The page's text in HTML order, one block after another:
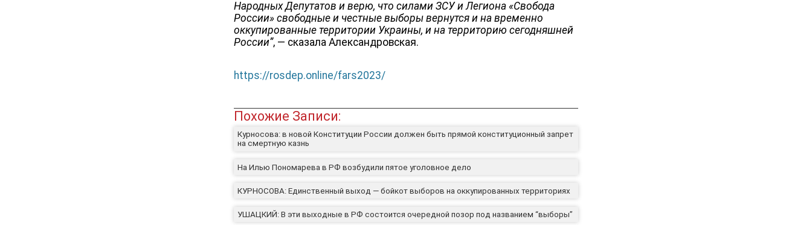
Народных Депутатов и верю, что силами ЗСУ и Легиона «Свобода
России» свободные и честные выборы вернутся и на временно
оккупированные территории Украины, и на территорию сегодняшней
России”, — сказала Александровская.
https://rosdep.online/fars2023/
Похожие Записи:
Курносова: в новой Конституции России должен быть прямой конституционный запрет
на смертную казнь
На Илью Пономарева в РФ возбудили пятое уголовное дело
КУРНОСОВА: Единственный выход — бойкот выборов на оккупированных территориях
УШАЦКИЙ: В эти выходные в РФ состоится очередной позор под названием “выборы”